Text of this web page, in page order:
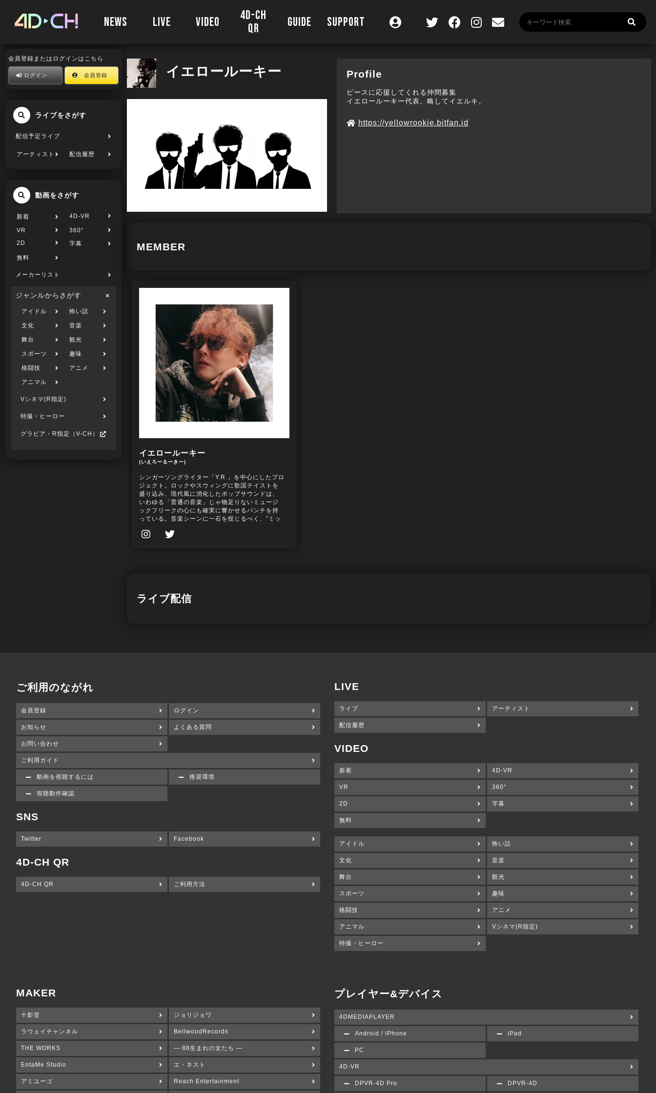
NEWS LIVE VIDEO
4D-CH
QR
GUIDE SUPPORT
会員登録またはログインはこちら
ログイン 会員登録
ライブをさがす
配信予定ライブ
アーティスト 配信履歴
動画をさがす
新着 4D-VR
VR
360°
2D
字幕
無料
メーカーリスト
ジャンルからさがす
アイドル 怖い話
文化 音楽
舞台 観光
スポーツ 趣味
格闘技 アニメ
アニマル
Vシネマ(R指定)
特撮・ヒーロー
グラビア・R指定（V-CH）
イエロールーキー Profile
ピースに応援してくれる仲間募集
イエロールーキー代表。略してイエルキ。
https://yellowrookie.bitfan.id
MEMBER
イエロールーキー
(いえろーるーきー)
シンガーソングライター「Y.R.」を中心にしたプロ
ジェクト。ロックやスウィングに歌謡テイストを
盛り込み、現代風に消化したポップサウンドは、
いわゆる「普通の音楽」じゃ物足りないミュージ
ックフリークの心にも確実に響かせるパンチを持
っている。音楽シーンに一石を投じるべく、”ミッ
の音楽を好んで繋がる仲間、ルーキーズを増殖
ライブ配信
ご利用のながれ
会員登録 ログイン
お知らせ よくある質問
お問い合わせ
ご利用ガイド
動画を視聴するには 推奨環境
視聴動作確認
SNS
Twitter Facebook
4D-CH QR
4D-CH QR ご利用方法
LIVE
ライブ アーティスト
配信履歴
VIDEO
新着 4D-VR
VR 360°
2D 字幕
無料
アイドル 怖い話
文化 音楽
舞台 観光
スポーツ 趣味
格闘技 アニメ
アニマル Vシネマ(R指定)
特撮・ヒーロー
MAKER
十影堂 ジョリジョワ
ラウェイチャンネル BellwoodRecords
THE WORKS ― 88生まれの女たち ―
EntaMe Studio エ・ネスト
アミユーゴ Reach Entertainment
プレイヤー&デバイス
4DMEDIAPLAYER
Android / iPhone iPad
PC
4D-VR
DPVR-4D Pro DPVR-4D